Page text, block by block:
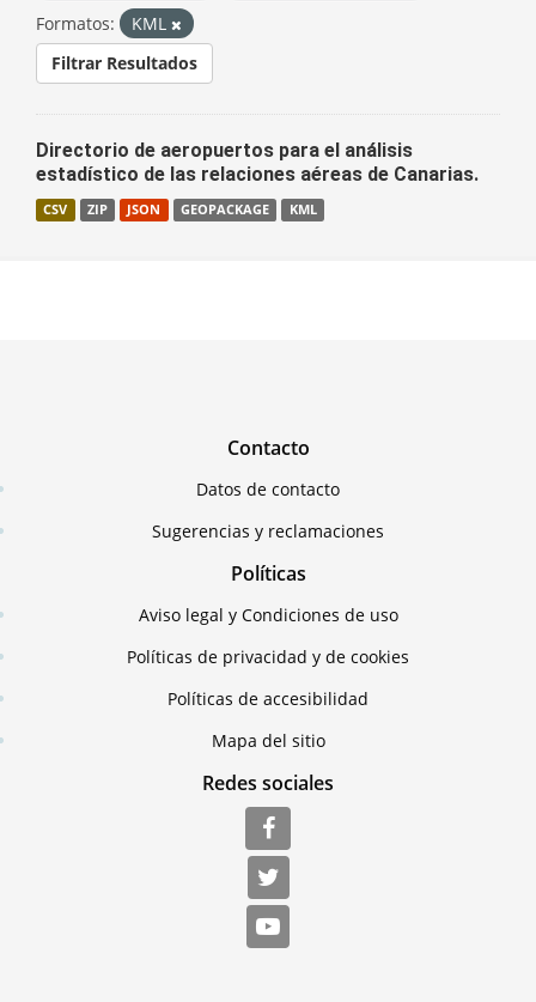
Formatos:
KML
Filtrar Resultados
Directorio de aeropuertos para el análisis
estadístico de las relaciones aéreas de Canarias.
CSV ZIP JSON GEOPACKAGE KML
Contacto
Datos de contacto
Sugerencias y reclamaciones
Políticas
Aviso legal y Condiciones de uso
Políticas de privacidad y de cookies
Políticas de accesibilidad
Mapa del sitio
Redes sociales